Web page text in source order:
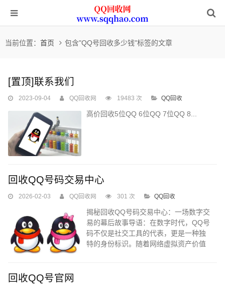
当前位置： 首页 包含"QQ号回收多少钱"标签的文章
[置顶]联系我们
2023-09-04 QQ回收网 19483 次 QQ回收
高价回收5位QQ 6位QQ 7位QQ 8...
回收QQ号码交易中心
2026-02-03 QQ回收网 301 次 QQ回收
揭秘回收QQ号码交易中心：一场数字交
易的幕后故事导语：在数字时代，QQ号
码不仅是社交工具的代表，更是一种独
特的身份标识。随着网络虚拟资产价值
回收QQ号官网